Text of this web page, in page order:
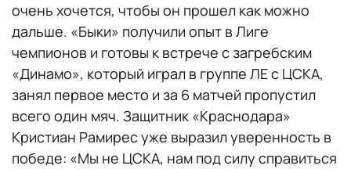
очень хочется, чтобы он прошел как можно
дальше. «Быки» получили опыт в Лиге
чемпионов и готовы к встрече с загребским
«Динамо», который играл в группе ЛЕ с ЦСКА,
занял первое место и за 6 матчей пропустил
всего один мяч. Защитник «Краснодара»
Кристиан Рамирес уже выразил уверенность в
победе: «Мы не ЦСКА, нам под силу справиться